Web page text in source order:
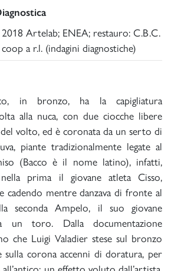
2018 Artelab; ENEA; restauro: C.B.C.
coop a r.l. (indagini diagnostiche)
in bronzo, ha la capigliatura
alla nuca, con due ciocche libere
volto, ed è coronata da un serto di
piante tradizionalmente legate al
(Bacco è il nome latino), infatti,
prima il giovane atleta Cisso,
mentre danzava di fronte al
seconda Ampelo, il suo giovane
un toro. Dalla documentazione
che Luigi Valadier stese sul bronzo
sulla corona accenni di doratura, per